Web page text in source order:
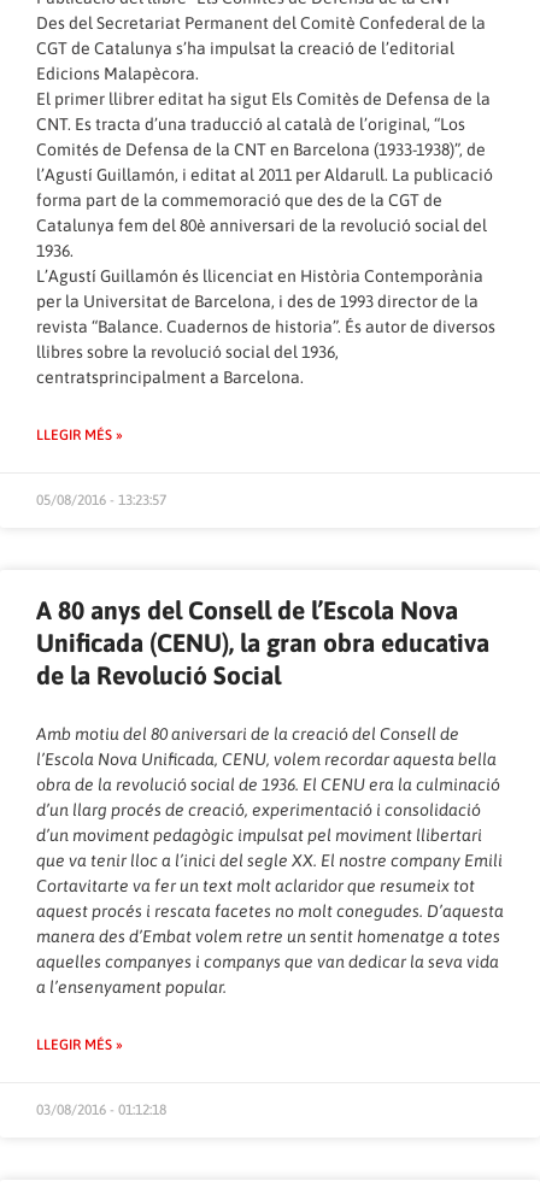
Des del Secretariat Permanent del Comitè Confederal de la
CGT de Catalunya s’ha impulsat la creació de l’editorial
Edicions Malapècora.
El primer llibrer editat ha sigut Els Comitès de Defensa de la
CNT. Es tracta d’una traducció al català de l’original, “Los
Comités de Defensa de la CNT en Barcelona (1933-1938)”, de
l’Agustí Guillamón, i editat al 2011 per Aldarull. La publicació
forma part de la commemoració que des de la CGT de
Catalunya fem del 80è anniversari de la revolució social del
1936.
L’Agustí Guillamón és llicenciat en Història Contemporània
per la Universitat de Barcelona, i des de 1993 director de la
revista “Balance. Cuadernos de historia”. És autor de diversos
llibres sobre la revolució social del 1936,
centratsprincipalment a Barcelona.
LLEGIR MÉS »
05/08/2016 - 13:23:57
A 80 anys del Consell de l’Escola Nova
Unificada (CENU), la gran obra educativa
de la Revolució Social
Amb motiu del 80 aniversari de la creació del Consell de
l’Escola Nova Unificada, CENU, volem recordar aquesta bella
obra de la revolució social de 1936. El CENU era la culminació
d’un llarg procés de creació, experimentació i consolidació
d’un moviment pedagògic impulsat pel moviment llibertari
que va tenir lloc a l’inici del segle XX. El nostre company Emili
Cortavitarte va fer un text molt aclaridor que resumeix tot
aquest procés i rescata facetes no molt conegudes. D’aquesta
manera des d’Embat volem retre un sentit homenatge a totes
aquelles companyes i companys que van dedicar la seva vida
a l’ensenyament popular.
LLEGIR MÉS »
03/08/2016 - 01:12:18